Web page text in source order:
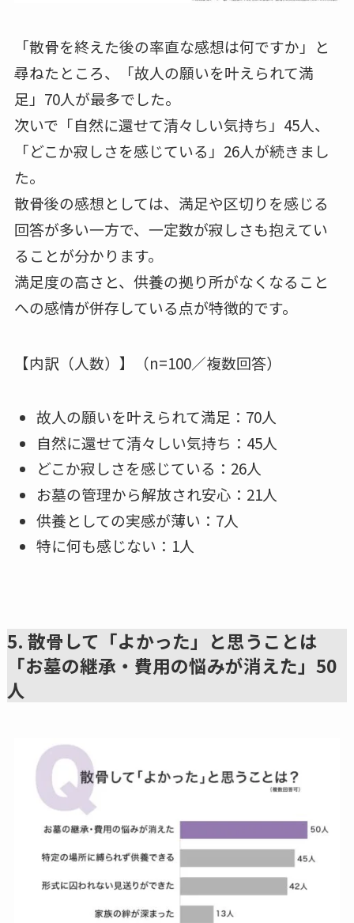
「散骨を終えた後の率直な感想は何ですか」と
尋ねたところ、「故人の願いを叶えられて満
足」70人が最多でした。
次いで「自然に還せて清々しい気持ち」45人、
「どこか寂しさを感じている」26人が続きまし
た。
散骨後の感想としては、満足や区切りを感じる
回答が多い一方で、一定数が寂しさも抱えてい
ることが分かります。
満足度の高さと、供養の拠り所がなくなること
への感情が併存している点が特徴的です。
【内訳（人数）】（n=100／複数回答）
故人の願いを叶えられて満足：70人
自然に還せて清々しい気持ち：45人
どこか寂しさを感じている：26人
お墓の管理から解放され安心：21人
供養としての実感が薄い：7人
特に何も感じない：1人
5. 散骨して「よかった」と思うことは
「お墓の継承・費用の悩みが消えた」50
人